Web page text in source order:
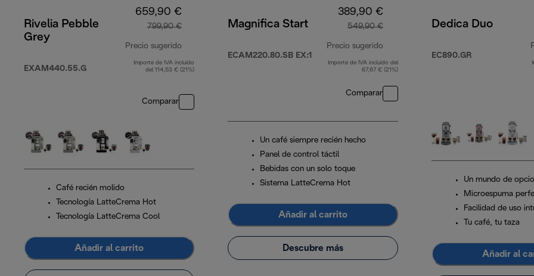
Rivelia Pebble
Grey
EXAM440.55.G
659,90 €
799,90 €
Precio sugerido
precio original 799,90 €
Importe de IVA incluido
del 114,53 € (21%)
Comparar
Café recién molido
Tecnología LatteCrema Hot
Tecnología LatteCrema Cool
Añadir al carrito
Magnifica Start
ECAM220.80.SB EX:1
389,90 €
549,90 €
Precio sugerido
precio original 549,90 €
Importe de IVA incluido del
67,67 € (21%)
Comparar
Un café siempre recién hecho
Panel de control táctil
Bebidas con un solo toque
Sistema LatteCrema Hot
Añadir al carrito
Descubre más
Dedica Duo
EC890.GR
Un mundo de
Microespuma
Facilidad de uso
Tu café, tu taza
Añadir al